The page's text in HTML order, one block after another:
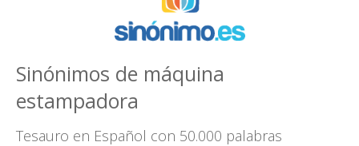
Sinónimos de máquina
estampadora
Tesauro en Español con 50.000 palabras